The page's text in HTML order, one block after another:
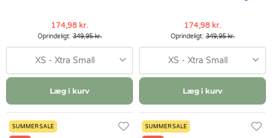
174,98 kr.
Oprindeligt:349,95 kr.
XS - Xtra Small
Læg i kurv
174,98 kr.
Oprindeligt:349,95 kr.
XS - Xtra Small
Læg i kurv
SUMMER SALE SUMMER SALE